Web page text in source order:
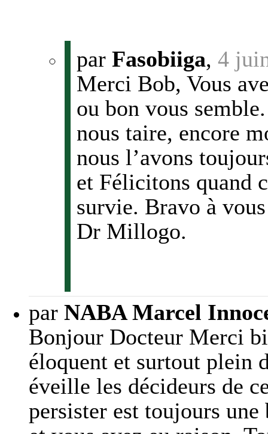
par Fasobiiga, 4
Merci Bob, Vous
ou bon vous
nous taire, encore
nous l’avons
et Félicitons quand
survie. Bravo à
Dr Millogo.
par NABA Marcel
Bonjour Docteur Merci
éloquent et surtout plein
éveille les décideurs de
persister est toujours une